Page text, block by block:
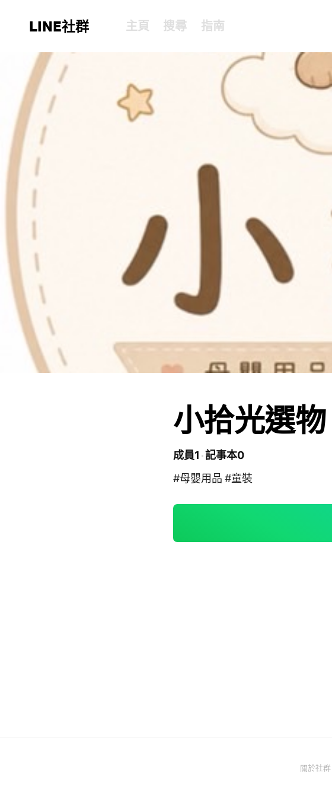
LINE社群 主頁 搜尋 指南
小拾光選物
成員1 記事本0
#母嬰用品 #童裝
關於社群